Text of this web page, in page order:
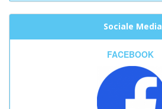
Sociale Media
FACEBOOK